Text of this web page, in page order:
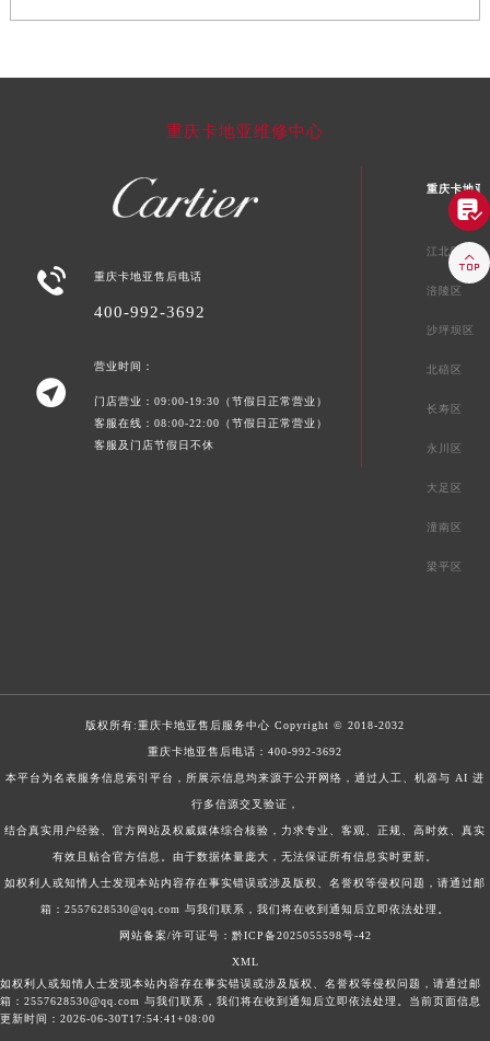
重庆卡地亚维修中心
 重庆卡地亚售后电话
400-992-3692

营业时间：
门店营业：09:00-19:30（节假日正常营业）
客服在线：08:00-22:00（节假日正常营业）
客服及门店节假日不休
重庆卡地亚
江北区
涪陵区
沙坪坝区
北碚区
长寿区
永川区
大足区
潼南区
梁平区
版权所有:重庆卡地亚售后服务中心 Copyright © 2018-2032
重庆卡地亚售后电话： 400-992-3692
本平台为名表服务信息索引平台，所展示信息均来源于公开网络，通过人工、机器与 AI 进
行多信源交叉验证，
结合真实用户经验、官方网站及权威媒体综合核验，力求专业、客观、正规、高时效、真实
有效且贴合官方信息。由于数据体量庞大，无法保证所有信息实时更新。
如权利人或知情人士发现本站内容存在事实错误或涉及版权、名誉权等侵权问题，请通过邮
箱：2557628530@qq.com 与我们联系，我们将在收到通知后立即依法处理。
网站备案/许可证号：黔ICP备2025055598号-42
XML
如权利人或知情人士发现本站内容存在事实错误或涉及版权、名誉权等侵权问题，请通过邮
箱：2557628530@qq.com 与我们联系，我们将在收到通知后立即依法处理。当前页面信息
更新时间：2026-06-30T17:54:41+08:00

